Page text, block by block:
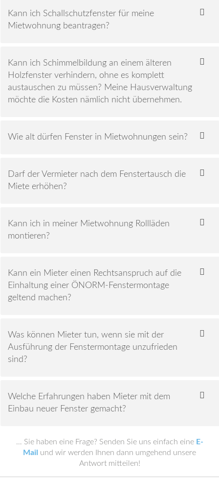
Kann ich Schallschutzfenster für meine
Mietwohnung beantragen?
Kann ich Schimmelbildung an einem älteren
Holzfenster verhindern, ohne es komplett
austauschen zu müssen? Meine Hausverwaltung
möchte die Kosten nämlich nicht übernehmen.
Wie alt dürfen Fenster in Mietwohnungen sein?
Darf der Vermieter nach dem Fenstertausch die
Miete erhöhen?
Kann ich in meiner Mietwohnung Rollläden
montieren?
Kann ein Mieter einen Rechtsanspruch auf die
Einhaltung einer ÖNORM-Fenstermontage
geltend machen?
Was können Mieter tun, wenn sie mit der
Ausführung der Fenstermontage unzufrieden
sind?
Welche Erfahrungen haben Mieter mit dem
Einbau neuer Fenster gemacht?
… Sie haben eine Frage? Senden Sie uns einfach eine E-
Mail
und wir werden Ihnen dann umgehend unsere
Antwort mitteilen!